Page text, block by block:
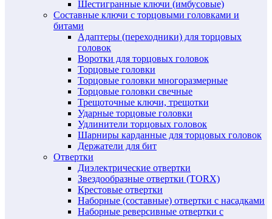
Шестигранные ключи (имбусовые)
Составные ключи с торцовыми головками и
битами
Адаптеры (переходники) для торцовых
головок
Воротки для торцовых головок
Торцовые головки
Торцовые головки многоразмерные
Торцовые головки свечные
Трещоточные ключи, трещотки
Ударные торцовые головки
Удлинители торцовых головок
Шарниры карданные для торцовых головок
Держатели для бит
Отвертки
Диэлектрические отвертки
Звездообразные отвертки (TORX)
Крестовые отвертки
Наборные (составные) отвертки с насадками
Наборные реверсивные отвертки с